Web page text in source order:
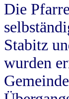
Die
Stabitz
wurden